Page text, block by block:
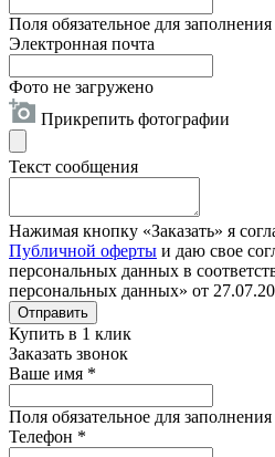
Поля обязательное для заполнения
Электронная почта
Фото не загружено
Прикрепить фотографии
Текст сообщения
Нажимая кнопку «Заказать» я
Публичной оферты и даю свое
персональных данных в
персональных данных» от
Отправить
Купить в 1 клик
Заказать звонок
Ваше имя *
Поля обязательное для заполнения
Телефон *